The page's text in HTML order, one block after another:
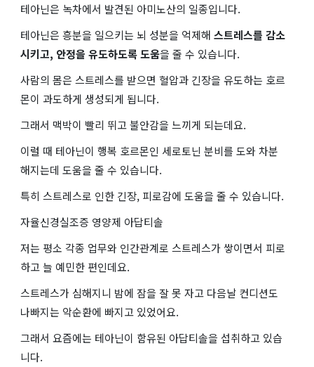
테아닌은 녹차에서 발견된 아미노산의 일종입니다.
테아닌은 흥분을 일으키는 뇌 성분을 억제해 스트레스를 감소
시키고, 안정을 유도하도록 도움을 줄 수 있습니다.
사람의 몸은 스트레스를 받으면 혈압과 긴장을 유도하는 호르
몬이 과도하게 생성되게 됩니다.
그래서 맥박이 빨리 뛰고 불안감을 느끼게 되는데요.
이럴 때 테아닌이 행복 호르몬인 세로토닌 분비를 도와 차분
해지는데 도움을 줄 수 있습니다.
특히 스트레스로 인한 긴장, 피로감에 도움을 줄 수 있습니다.
자율신경실조증 영양제 아답티솔
저는 평소 각종 업무와 인간관계로 스트레스가 쌓이면서 피로
하고 늘 예민한 편인데요.
스트레스가 심해지니 밤에 잠을 잘 못 자고 다음날 컨디션도
나빠지는 악순환에 빠지고 있었어요.
그래서 요즘에는 테아닌이 함유된 아답티솔을 섭취하고 있습
니다.